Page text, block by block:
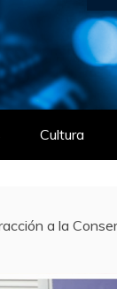
Cultura
a la